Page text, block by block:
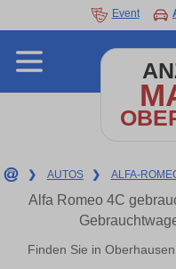
Event
❯ AUTOS ❯ ALFA-
Alfa Romeo 4C
Finden Sie in